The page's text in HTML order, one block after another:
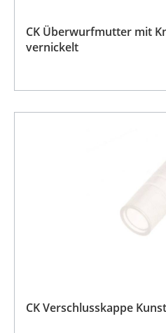
CK Überwurfmutter mit
vernickelt
CK Verschlusskappe